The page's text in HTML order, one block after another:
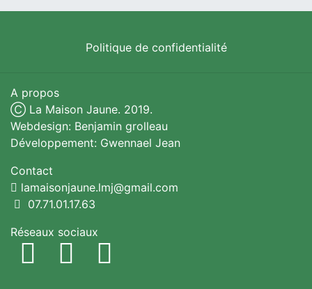
Politique de confidentialité
A propos
Ⓒ La Maison Jaune. 2019.
Webdesign: Benjamin grolleau
Développement: Gwennael Jean
Contact
lamaisonjaune.lmj@gmail.com
07.71.01.17.63
Réseaux sociaux